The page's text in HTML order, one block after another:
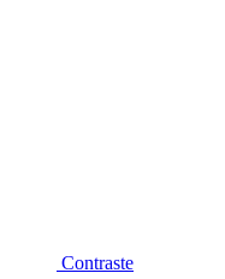
Contraste